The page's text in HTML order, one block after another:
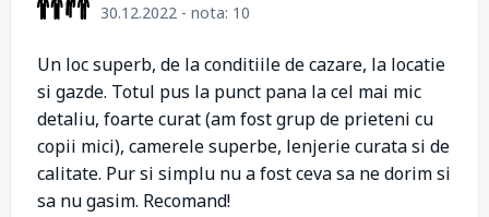
30.12.2022 - nota: 10
Un loc superb, de la conditiile de cazare, la locatie
si gazde. Totul pus la punct pana la cel mai mic
detaliu, foarte curat (am fost grup de prieteni cu
copii mici), camerele superbe, lenjerie curata si de
calitate. Pur si simplu nu a fost ceva sa ne dorim si
sa nu gasim. Recomand!